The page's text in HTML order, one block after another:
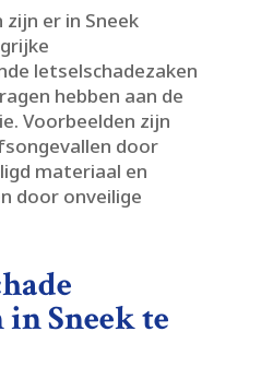
er in Sneek
letselschadezaken
hebben aan de
Voorbeelden zijn
door
materiaal en
door onveilige
Sneek te